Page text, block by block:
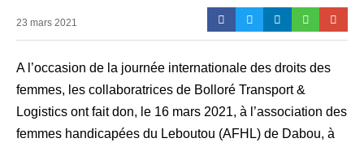
23 mars 2021
A l’occasion de la journée internationale des droits des
femmes, les collaboratrices de Bolloré Transport &
Logistics ont fait don, le 16 mars 2021, à l’association des
femmes handicapées du Leboutou (AFHL) de Dabou, à